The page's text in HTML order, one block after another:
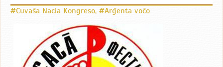
#Ĉuvaŝa Nacia Kongreso, #Arĝenta voĉo